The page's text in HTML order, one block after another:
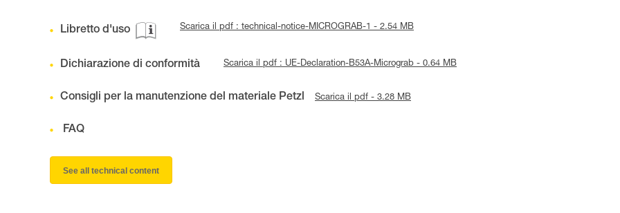
Libretto d'uso Scarica il pdf : technical-notice-MICROGRAB-1 - 2.54 MB
Dichiarazione di conformità Scarica il pdf : UE-Declaration-B53A-Micrograb - 0.64 MB
Consigli per la manutenzione del materiale Petzl Scarica il pdf - 3.28 MB
FAQ
See all technical content